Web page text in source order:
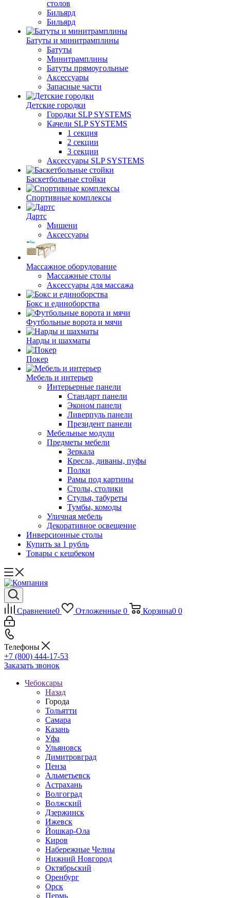
столов
Бильяpд
Бильяpд
Батуты и минитрамплины
Батуты
Минитрамплины
Батуты прямоугольные
Аксессуары
Запасные части
Детские городки
Городки SLP SYSTEMS
Качели SLP SYSTEMS
1 секция
2 секции
3 секции
Аксессуары SLP SYSTEMS
Баскетбольные стойки
Спортивные комплексы
Дартс
Мишени
Аксессуары
Массажное оборудование
Массажные столы
Аксессуары для массажа
Бокс и единоборства
Футбольные ворота и мячи
Нарды и шахматы
Покер
Мебель и интерьер
Интерьерные панели
Стандарт панели
Эконом панели
Ливерпуль панели
Президент панели
Мебельные модули
Предметы мебели
Зеркала
Кресла, диваны, пуфы
Полки
Рамы под картины
Столы, столики
Стулья, табуреты
Тумбы, комоды
Уличная мебель
Декоративное освещение
Инверсионные столы
Купить за 1 рубль
Товары с кешбеком
Сравнение0 Отложенные 0 Корзина0 0
Телефоны
+7 (800) 444-17-53
Заказать звонок
Чебоксары
Назад
Города
Тольятти
Самара
Казань
Уфа
Ульяновск
Димитровград
Пенза
Альметьевск
Астрахань
Волгоград
Волжский
Дзержинск
Ижевск
Йошкар-Ола
Киров
Набережные Челны
Нижний Новгород
Октябрьский
Оренбург
Орск
Пермь